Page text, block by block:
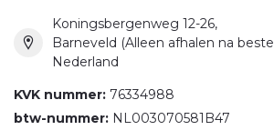
Koningsbergenweg 12-26,
Barneveld (Alleen afhalen na
Nederland
KVK nummer: 76334988
btw-nummer: NL003070581B47